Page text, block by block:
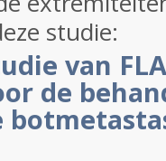
studie:
van
de